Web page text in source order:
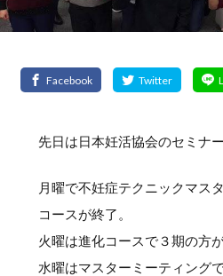
先日は日本妊活協会のセミナ
月曜で不妊症テクニックマス
コースが終了。
火曜は進化コースで３期の方が
水曜はマスターミーティング